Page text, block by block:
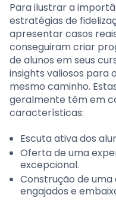
Para ilustrar a
estratégias de
apresentar casos
conseguiram criar
de alunos em seus
insights valiosos para
mesmo caminho.
geralmente têm em
características:
Escuta ativa dos
Oferta de uma
excepcional.
Construção de
engajados e